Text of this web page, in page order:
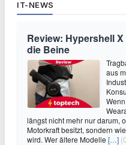
IT-NEWS
Review: Hypershell
die Beine
aus
längst nicht mehr nur darum,
Motorkraft besitzt, sondern
wird. Wer ältere Modelle […]